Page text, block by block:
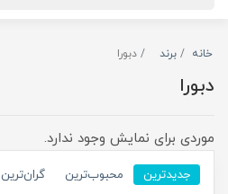
خانه برند دبورا
دبورا
موردی برای نمایش وجود ندارد.
جدیدترین محبوب‌ترین گران‌ترین